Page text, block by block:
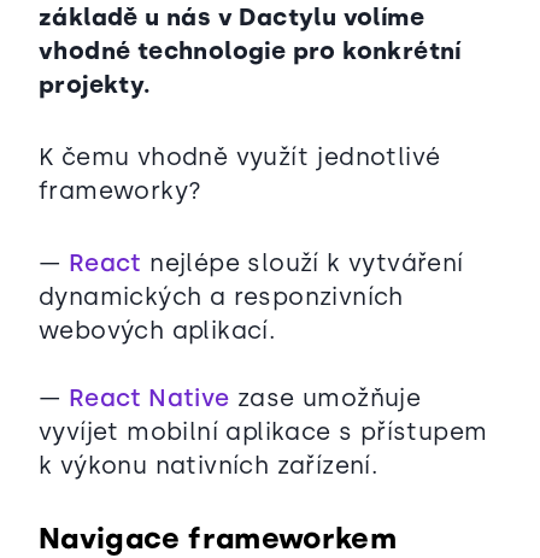
základě u nás v Dactylu volíme
vhodné technologie pro konkrétní
projekty.
K čemu vhodně využít jednotlivé
frameworky?
— React nejlépe slouží k vytváření
dynamických a responzivních
webových aplikací.
— React Native zase umožňuje
vyvíjet mobilní aplikace s přístupem
k výkonu nativních zařízení.
Navigace frameworkem